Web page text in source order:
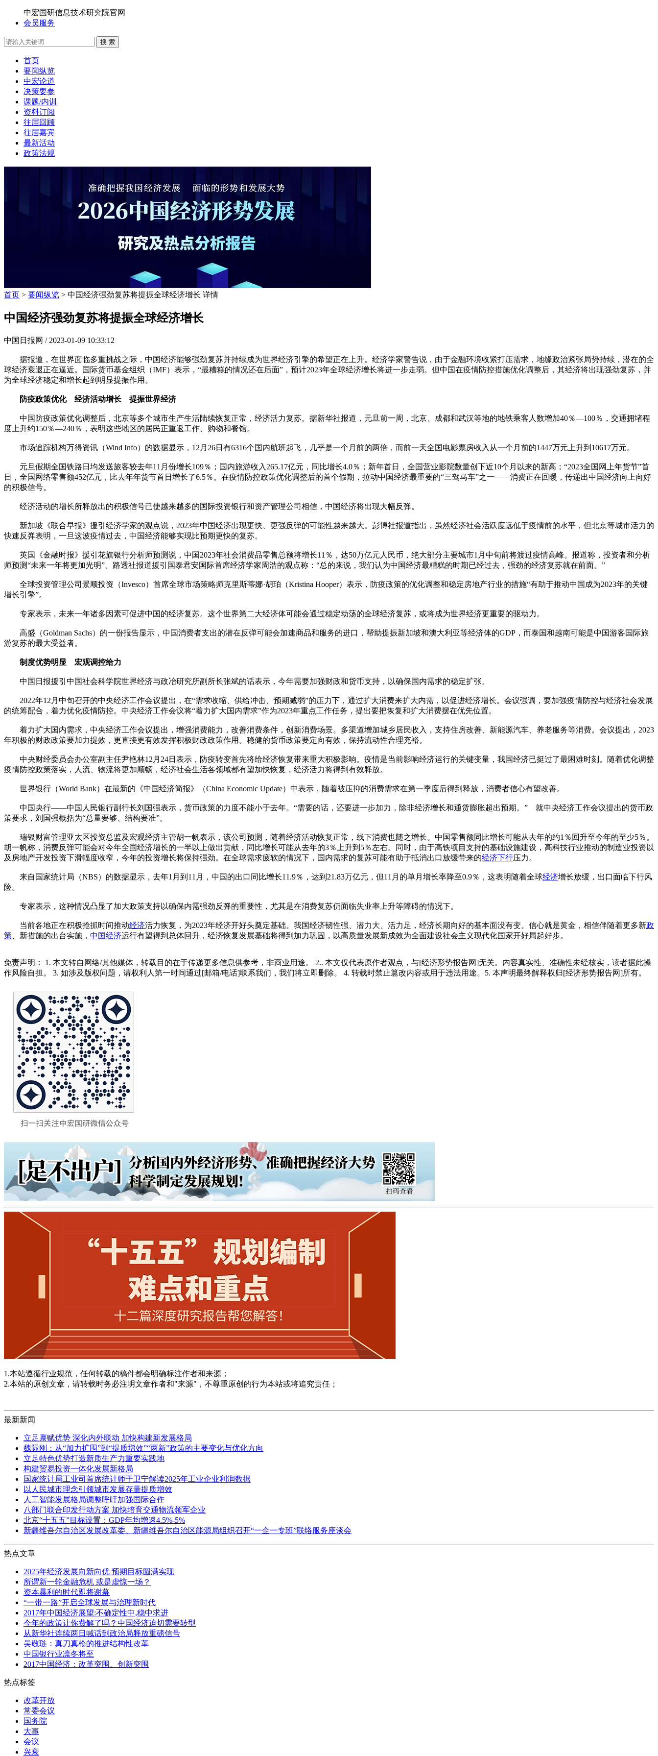
中宏国研信息技术研究院官网
会员服务
搜 索
首页
要闻纵览
中宏论道
决策要参
课题/内训
资料订阅
往届回顾
往届嘉宾
最新活动
政策法规
首页 > 要闻纵览 > 中国经济强劲复苏将提振全球经济增长 详情
中国经济强劲复苏将提振全球经济增长
中国日报网 / 2023-01-09 10:33:12
据报道，在世界面临多重挑战之际，中国经济能够强劲复苏并持续成为世界经济引擎的希望正在上升。经济学家警告说，由于金融环境收紧打压需求，地缘政治紧张局势持续，潜在的全
球经济衰退正在逼近。国际货币基金组织（IMF）表示，“最糟糕的情况还在后面”，预计2023年全球经济增长将进一步走弱。但中国在疫情防控措施优化调整后，其经济将出现强劲复苏，并
为全球经济稳定和增长起到明显提振作用。
防疫政策优化 经济活动增长 提振世界经济
中国防疫政策优化调整后，北京等多个城市生产生活陆续恢复正常，经济活力复苏。据新华社报道，元旦前一周，北京、成都和武汉等地的地铁乘客人数增加40％—100％，交通拥堵程
度上升约150％—240％，表明这些地区的居民正重返工作、购物和餐馆。
市场追踪机构万得资讯（Wind Info）的数据显示，12月26日有6316个国内航班起飞，几乎是一个月前的两倍，而前一天全国电影票房收入从一个月前的1447万元上升到10617万元。
元旦假期全国铁路日均发送旅客较去年11月份增长109％；国内旅游收入265.17亿元，同比增长4.0％；新年首日，全国营业影院数量创下近10个月以来的新高；“2023全国网上年货节”首
日，全国网络零售额452亿元，比去年年货节首日增长了6.5％。在疫情防控政策优化调整后的首个假期，拉动中国经济最重要的“三驾马车”之一——消费正在回暖，传递出中国经济向上向好
的积极信号。
经济活动的增长所释放出的积极信号已使越来越多的国际投资银行和资产管理公司相信，中国经济将出现大幅反弹。
新加坡《联合早报》援引经济学家的观点说，2023年中国经济出现更快、更强反弹的可能性越来越大。彭博社报道指出，虽然经济社会活跃度远低于疫情前的水平，但北京等城市活力的
快速反弹表明，一旦这波疫情过去，中国经济能够实现比预期更快的复苏。
英国《金融时报》援引花旗银行分析师预测说，中国2023年社会消费品零售总额将增长11％，达50万亿元人民币，绝大部分主要城市1月中旬前将渡过疫情高峰。报道称，投资者和分析
师预测“未来一年将更加光明”。路透社报道援引国泰君安国际首席经济学家周浩的观点称：“总的来说，我们认为中国经济最糟糕的时期已经过去，强劲的经济复苏就在前面。”
全球投资管理公司景顺投资（Invesco）首席全球市场策略师克里斯蒂娜·胡珀（Kristina Hooper）表示，防疫政策的优化调整和稳定房地产行业的措施“有助于推动中国成为2023年的关键
增长引擎”。
专家表示，未来一年诸多因素可促进中国的经济复苏。这个世界第二大经济体可能会通过稳定动荡的全球经济复苏，或将成为世界经济更重要的驱动力。
高盛（Goldman Sachs）的一份报告显示，中国消费者支出的潜在反弹可能会加速商品和服务的进口，帮助提振新加坡和澳大利亚等经济体的GDP，而泰国和越南可能是中国游客国际旅
游复苏的最大受益者。
制度优势明显 宏观调控给力
中国日报援引中国社会科学院世界经济与政冶研究所副所长张斌的话表示，今年需要加强财政和货币支持，以确保国内需求的稳定扩张。
2022年12月中旬召开的中央经济工作会议提出，在“需求收缩、供给冲击、预期减弱”的压力下，通过扩大消费来扩大内需，以促进经济增长。会议强调，要加强疫情防控与经济社会发展
的统筹配合，着力优化疫情防控。中央经济工作会议将“着力扩大国内需求”作为2023年重点工作任务，提出要把恢复和扩大消费摆在优先位置。
着力扩大国内需求，中央经济工作会议提出，增强消费能力，改善消费条件，创新消费场景。多渠道增加城乡居民收入，支持住房改善、新能源汽车、养老服务等消费。会议提出，2023
年积极的财政政策要加力提效，更直接更有效发挥积极财政政策作用。稳健的货币政策要定向有效，保持流动性合理充裕。
中央财经委员会办公室副主任尹艳林12月24日表示，防疫转变首先将给经济恢复带来重大积极影响。疫情是当前影响经济运行的关键变量，我国经济已挺过了最困难时刻。随着优化调整
疫情防控政策落实，人流、物流将更加顺畅，经济社会生活各领域都有望加快恢复，经济活力将得到有效释放。
世界银行（World Bank）在最新的《中国经济简报》（China Economic Update）中表示，随着被压抑的消费需求在第一季度后得到释放，消费者信心有望改善。
中国央行——中国人民银行副行长刘国强表示，货币政策的力度不能小于去年。“需要的话，还要进一步加力，除非经济增长和通货膨胀超出预期。” 就中央经济工作会议提出的货币政
策要求，刘国强概括为“总量要够、结构要准”。
瑞银财富管理亚太区投资总监及宏观经济主管胡一帆表示，该公司预测，随着经济活动恢复正常，线下消费也随之增长。中国零售额同比增长可能从去年的约1％回升至今年的至少5％。
胡一帆称，消费反弹可能会对今年全国经济增长的一半以上做出贡献，同比增长可能从去年的3％上升到5％左右。同时，由于高铁项目支持的基础设施建设，高科技行业推动的制造业投资以
及房地产开发投资下滑幅度收窄，今年的投资增长将保持强劲。在全球需求疲软的情况下，国内需求的复苏可能有助于抵消出口放缓带来的经济下行压力。
来自国家统计局（NBS）的数据显示，去年1月到11月，中国的出口同比增长11.9％，达到21.83万亿元，但11月的单月增长率降至0.9％，这表明随着全球经济增长放缓，出口面临下行风
险。
专家表示，这种情况凸显了加大政策支持以确保内需强劲反弹的重要性，尤其是在消费复苏仍面临失业率上升等障碍的情况下。
当前各地正在积极抢抓时间推动经济活力恢复，为2023年经济开好头奠定基础。我国经济韧性强、潜力大、活力足，经济长期向好的基本面没有变。信心就是黄金，相信伴随着更多新政
策 、新措施的出台实施， 中国经济运行有望得到总体回升，经济恢复发展基础将得到加力巩固，以高质量发展新成效为全面建设社会主义现代化国家开好局起好步。
免责声明： 1. 本文转自网络/其他媒体，转载目的在于传递更多信息供参考，非商业用途。 2.. 本文仅代表原作者观点，与[经济形势报告网]无关。内容真实性、准确性未经核实，读者据此操
作风险自担。 3. 如涉及版权问题，请权利人第一时间通过[邮箱/电话]联系我们，我们将立即删除。 4. 转载时禁止篡改内容或用于违法用途。5. 本声明最终解释权归[经济形势报告网]所有。
1.本站遵循行业规范，任何转载的稿件都会明确标注作者和来源；
2.本站的原创文章，请转载时务必注明文章作者和"来源"，不尊重原创的行为本站或将追究责任；
最新新闻
立足禀赋优势 深化内外联动 加快构建新发展格局
魏际刚：从“加力扩围”到“提质增效”“两新”政策的主要变化与优化方向
立足特色优势打造新质生产力重要实践地
构建贸易投资一体化发展新格局
国家统计局工业司首席统计师于卫宁解读2025年工业企业利润数据
以人民城市理念引领城市发展存量提质增效
人工智能发展格局调整呼吁加强国际合作
八部门联合印发行动方案 加快培育交通物流领军企业
北京“十五五”目标设置：GDP年均增速4.5%-5%
新疆维吾尔自治区发展改革委、新疆维吾尔自治区能源局组织召开“一企一专班”联络服务座谈会
热点文章
2025年经济发展向新向优 预期目标圆满实现
所谓新一轮金融危机 或是虚惊一场？
资本暴利的时代即将谢幕
“一带一路”开启全球发展与治理新时代
2017年中国经济展望:不确定性中,稳中求进
今年的政策让你费解了吗？中国经济迫切需要转型
从新华社连续两日喊话到政治局释放重磅信号
吴敬琏：真刀真枪的推进结构性改革
中国银行业凛冬将至
2017中国经济：改革突围、创新突围
热点标签
改革开放
常委会议
国务院
大事
会议
兴衰